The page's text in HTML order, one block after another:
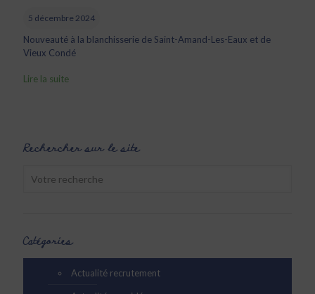
5 décembre 2024
Nouveauté à la blanchisserie de Saint-Amand-Les-Eaux et de
Vieux Condé
Lire la suite
Rechercher sur le site
Catégories
Actualité recrutement